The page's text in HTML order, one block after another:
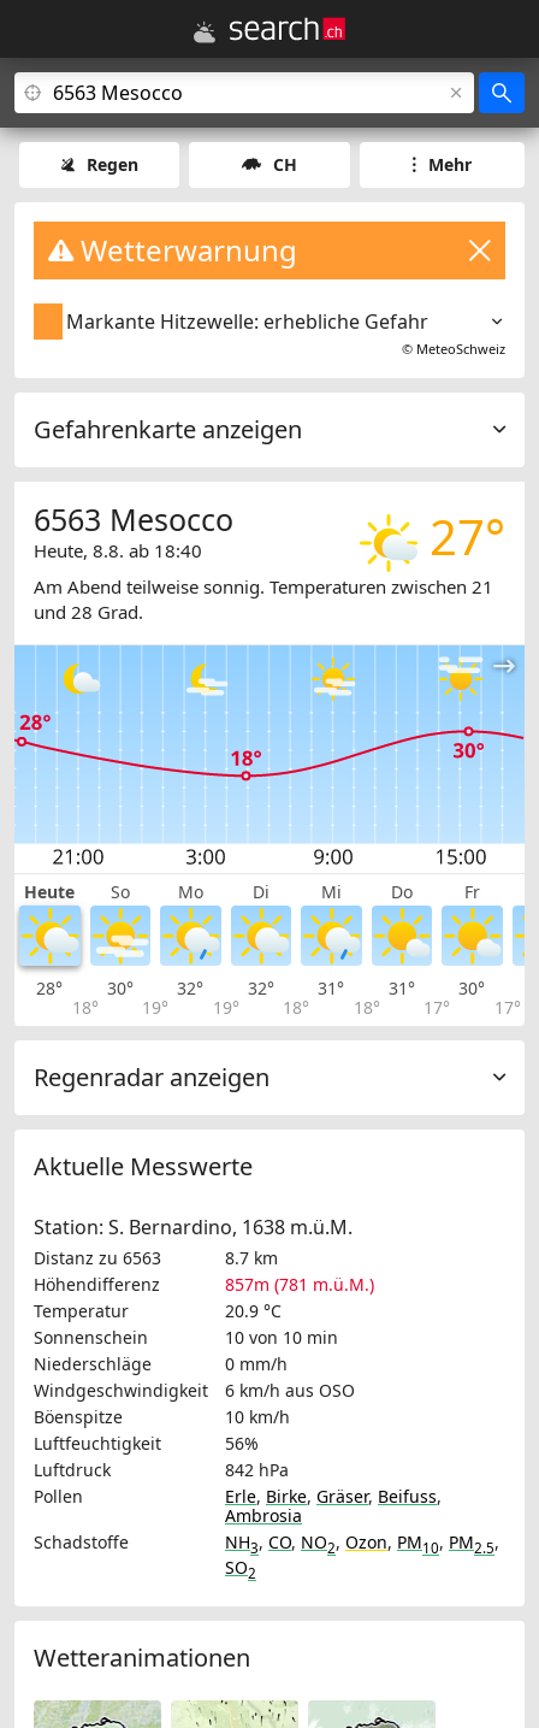
Regen CH Mehr
Wetterwarnung
Markante Hitzewelle: erhebliche Gefahr
© MeteoSchweiz
Gefahrenkarte anzeigen
27°
6563 Mesocco
Heute, 8.8. ab 18:40
Am Abend teilweise sonnig. Temperaturen zwischen 21
und 28 Grad.
Heute So Mo Di Mi Do Fr
28°
18°
30°
19°
32°
19°
32°
18°
31°
18°
31°
17°
30°
17°
Regenradar anzeigen
Aktuelle Messwerte
Station: S. Bernardino, 1638 m.ü.M.
Distanz zu 6563
8.7 km
Höhendifferenz
857m (781 m.ü.M.)
Temperatur
20.9 °C
Sonnenschein
10 von 10 min
Niederschläge
0 mm/h
Windgeschwindigkeit
6 km/h aus OSO
Böenspitze
10 km/h
Luftfeuchtigkeit
56%
Luftdruck
842 hPa
Pollen
Erle, Birke, Gräser, Beifuss,
Ambrosia
Schadstoffe
NH3, CO, NO2, Ozon, PM10, PM2.5,
SO2
Wetteranimationen